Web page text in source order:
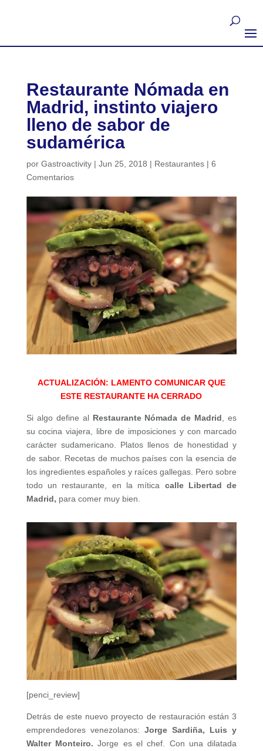
Restaurante Nómada en
Madrid, instinto viajero
lleno de sabor de
sudamérica
por Gastroactivity| Jun 25, 2018 | Restaurantes| 6
Comentarios
ACTUALIZACIÓN: LAMENTO COMUNICAR QUE
ESTE RESTAURANTE HA CERRADO
Si algo define al Restaurante Nómada de Madrid , es
su cocina viajera, libre de imposiciones y con marcado
carácter sudamericano. Platos llenos de honestidad y
de sabor. Recetas de muchos países con la esencia de
los ingredientes españoles y raíces gallegas. Pero sobre
todo un restaurante, en la mítica calle Libertad de
Madrid, para comer muy bien.
[penci_review]
Detrás de este nuevo proyecto de restauración están 3
emprendedores venezolanos: Jorge Sardiña, Luis y
Walter Monteiro.Jorge es el chef. Con una dilatada